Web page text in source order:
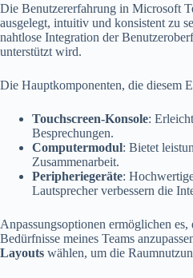
Die Benutzererfahrung in Microsoft
ausgelegt, intuitiv und konsistent zu
nahtlose Integration der
unterstützt wird.
Die Hauptkomponenten, die diesem
Touchscreen-Konsole:
Besprechungen.
Computermodul: Bietet
Zusammenarbeit.
Peripheriegeräte:
Lautsprecher verbessern die
Anpassungsoptionen ermöglichen
Bedürfnisse meines Teams
Layouts wählen, um die